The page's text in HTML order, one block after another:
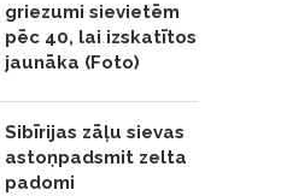
griezumi sievietēm
pēc 40, lai izskatītos
jaunāka (Foto)
Sibīrijas zāļu sievas
astoņpadsmit zelta
padomi